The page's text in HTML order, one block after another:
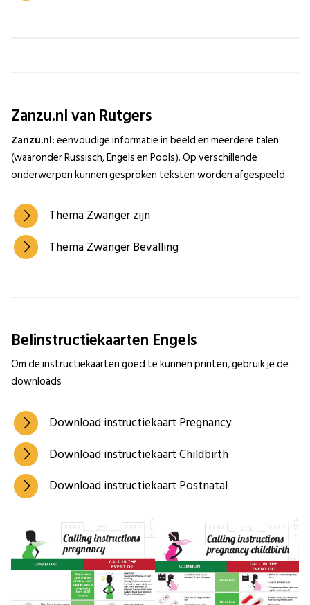
Zanzu.nl van Rutgers
Zanzu.nl:eenvoudige informatie in beeld en meerdere talen
(waaronder Russisch, Engels en Pools). Op verschillende
onderwerpen kunnen gesproken teksten worden afgespeeld.
Thema Zwanger zijn
Thema Zwanger Bevalling
Belinstructiekaarten Engels
Om de instructiekaarten goed te kunnen printen, gebruik je de
downloads
Download instructiekaart Pregnancy
Download instructiekaart Childbirth
Download instructiekaart Postnatal